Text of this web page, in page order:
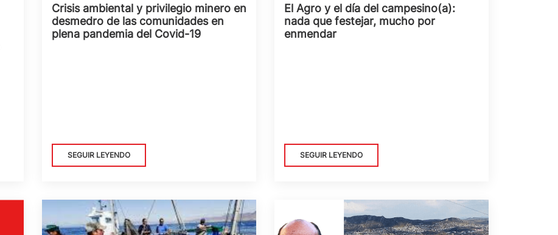
Crisis ambiental y privilegio minero en
desmedro de las comunidades en
plena pandemia del Covid-19
SEGUIR LEYENDO
El Agro y el día del campesino(a):
nada que festejar, mucho por
enmendar
SEGUIR LEYENDO